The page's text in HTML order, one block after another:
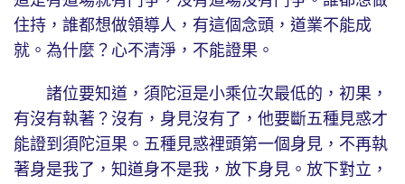
住持，誰都想做領導人，有這個念頭，道業不能成
就。為什麼？心不清淨，不能證果。
諸位要知道，須陀洹是小乘位次最低的，初果，
有沒有執著？沒有，身見沒有了，他要斷五種見惑才
能證到須陀洹果。五種見惑裡頭第一個身見，不再執
著身是我了，知道身不是我，放下身見。放下對立，